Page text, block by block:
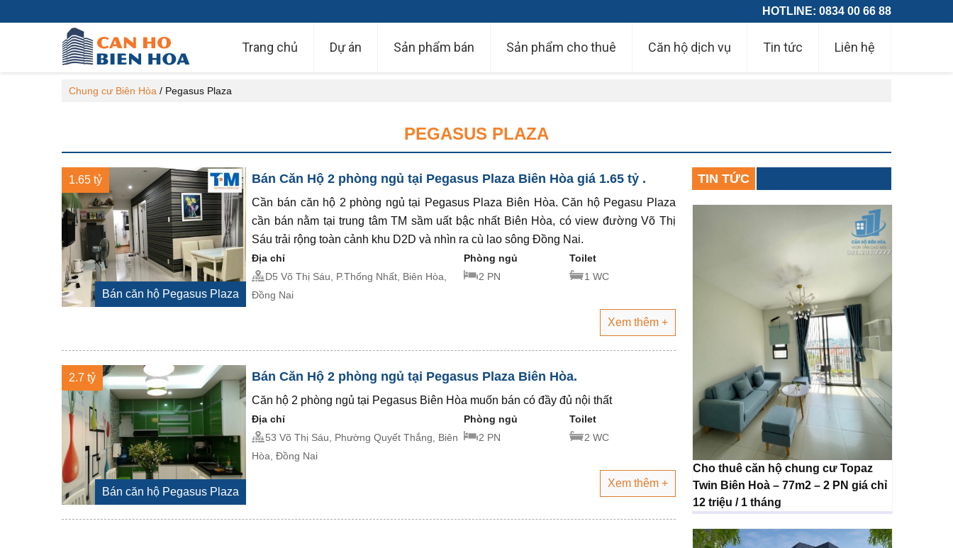
HOTLINE: 0834 00 66 88
Trang chủ Dự án Sản phẩm bán Sản phẩm cho thuê Căn hộ dịch vụ Tin tức Liên hệ
Chung cư Biên Hòa / Pegasus Plaza
PEGASUS PLAZA
1.65 tỷ
Bán căn hộ Pegasus Plaza
Bán Căn Hộ 2 phòng ngủ tại Pegasus Plaza Biên Hòa giá 1.65 tỷ .
Cần bán căn hộ 2 phòng ngủ tại Pegasus Plaza Biên Hòa. Căn hộ Pegasu Plaza
cần bán nằm tại trung tâm TM sầm uất bậc nhất Biên Hòa, có view đường Võ Thị
Sáu trải rộng toàn cảnh khu D2D và nhìn ra cù lao sông Đồng Nai.
Địa chỉ Phòng ngủ
Toilet
D5 Võ Thị Sáu, P.Thống Nhất, Biên Hòa,
Đồng Nai
2 PN 1 WC
Xem thêm +
2.7 tỷ
Bán căn hộ Pegasus Plaza
Bán Căn Hộ 2 phòng ngủ tại Pegasus Plaza Biên Hòa.
Căn hộ 2 phòng ngủ tại Pegasus Biên Hòa muốn bán có đầy đủ nội thất
Địa chỉ Phòng ngủ
Toilet
53 Võ Thị Sáu, Phường Quyết Thắng, Biên
Hòa, Đồng Nai
2 PN 2 WC
Xem thêm +
TIN TỨC
Cho thuê căn hộ chung cư Topaz
Twin Biên Hoà – 77m2 – 2 PN giá chỉ
12 triệu / 1 tháng